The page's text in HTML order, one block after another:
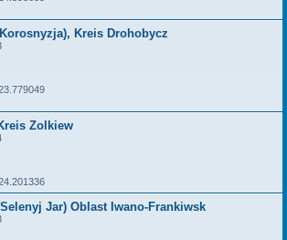
Kreis Drohobycz
Zolkiew
Jar) Oblast Iwano-Frankiwsk